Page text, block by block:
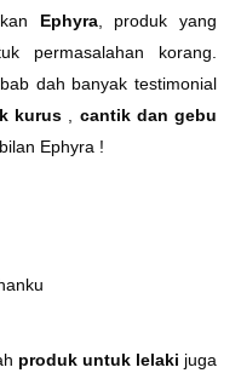
Ephyra, produk yang
permasalahan korang.
dah banyak testimonial
kurus
cantik dan gebu
Ephyra !
produk untuk lelaki juga